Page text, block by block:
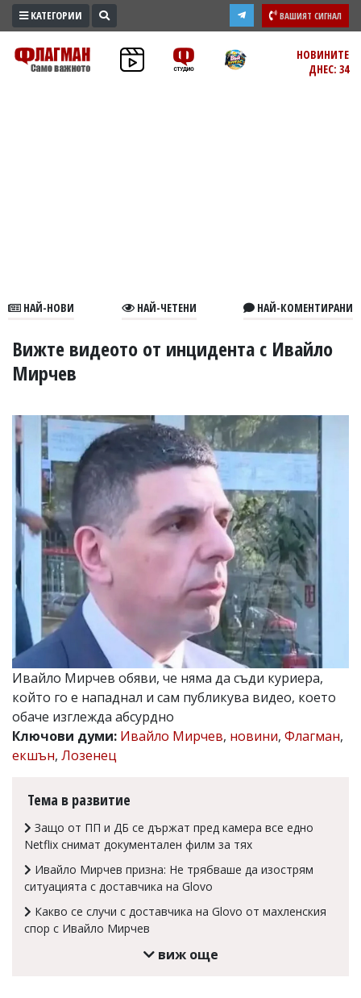
ПРОМО
ЗОНА
В
УКРАЙНА
РАЗСЛЕДВАНЕ
БИЗНЕС
Управители:
Веселин
Василев,
email:
v.vasilev@flagman.bg
Касабова,
еmail:
k.kassabova@flagman.bg
Главен
редактор:
Иван
Колев,
email:
office@flagman.bg
Коментарите
под
въвеждат
читателите
носи
тях!
КАТЕГОРИИ ВАШИЯТ СИГНАЛ
НОВИНИТЕ
ДНЕС: 34
НАЙ-НОВИ НАЙ-ЧЕТЕНИ НАЙ-КОМЕНТИРАНИ
Вижте видеото от инцидента с Ивайло
Мирчев
Ивайло Мирчев обяви, че няма да съди куриера,
който го е нападнал и сам публикува видео, което
обаче изглежда абсурдно
Ключови думи: Ивайло Мирчев, новини, Флагман,
екшън, Лозенец
Тема в развитие
Защо от ПП и ДБ се държат пред камера все едно
Netflix снимат документален филм за тях
Ивайло Мирчев призна: Не трябваше да изострям
ситуацията с доставчика на Glovo
Какво се случи с доставчика на Glovo от махленския
спор с Ивайло Мирчев
виж още